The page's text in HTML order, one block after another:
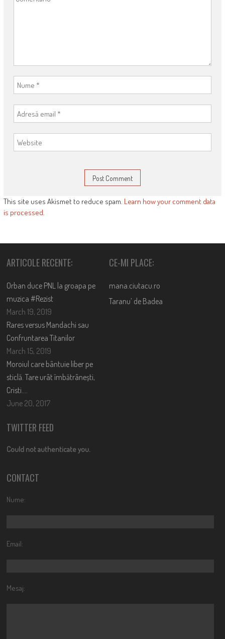
This site uses Akismet to reduce spam. Learn how your comment data
is processed.
ARTICOLE RECENTE:
Orban duce PNL la groapa pe
muzica #Rezist
March 19, 2019
Rares versus Mandachi sau
Confruntarea Titanilor
March 15, 2019
Moroiul care bântuie liber pe
sticlă. Tare urât îmbătrânești,
Cristi….
June 20, 2017
CE-MI PLACE:
mana.ciutacu.ro
Taranu’ de Badea
TWITTER FEED
Could not authenticate you.
CONTACT
Nume:
Email:
Mesaj: